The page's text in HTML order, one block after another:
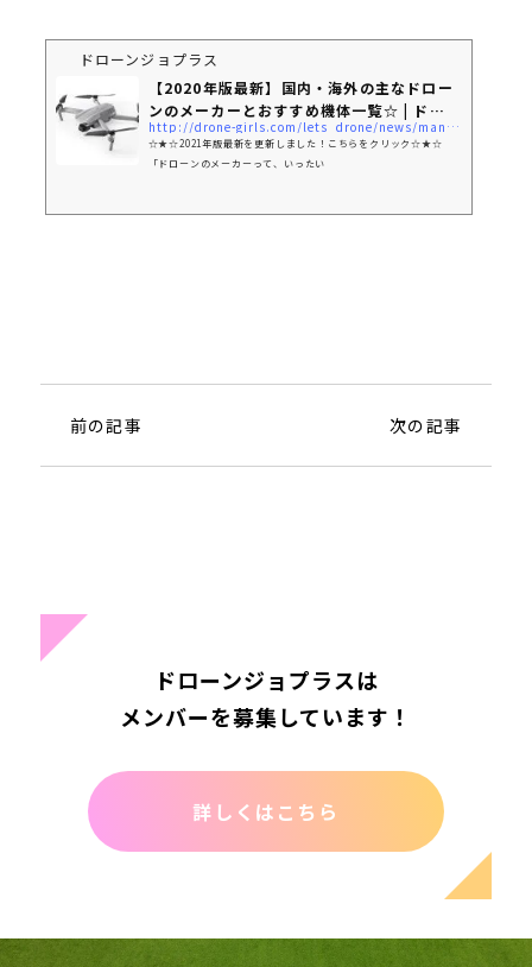
ドローンジョプラス
【2020年版最新】国内・海外の主なドロー
ンのメーカーとおすすめ機体一覧☆ | ド
ロ...
http://drone-girls.com/lets_drone/news/manufacturer-list/
☆★☆2021年版最新を更新しました！こちらをクリック☆★☆
「ドローンのメーカーって、いったい
前の記事 次の記事
ドローンジョプラスは
メンバーを募集しています！
詳しくはこちら